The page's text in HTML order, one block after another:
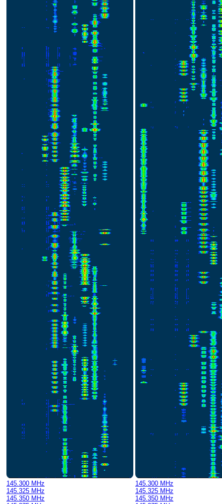
145.300 MHz
145.325 MHz
145.350 MHz
145.300 MHz
145.325 MHz
145.350 MHz